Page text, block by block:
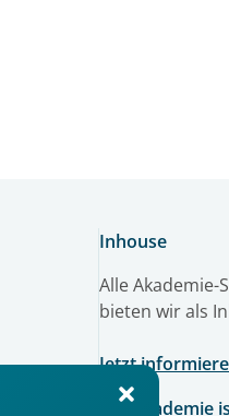
Inhouse
Alle Akademie-
bieten wir als
Jetzt
Die Akademie